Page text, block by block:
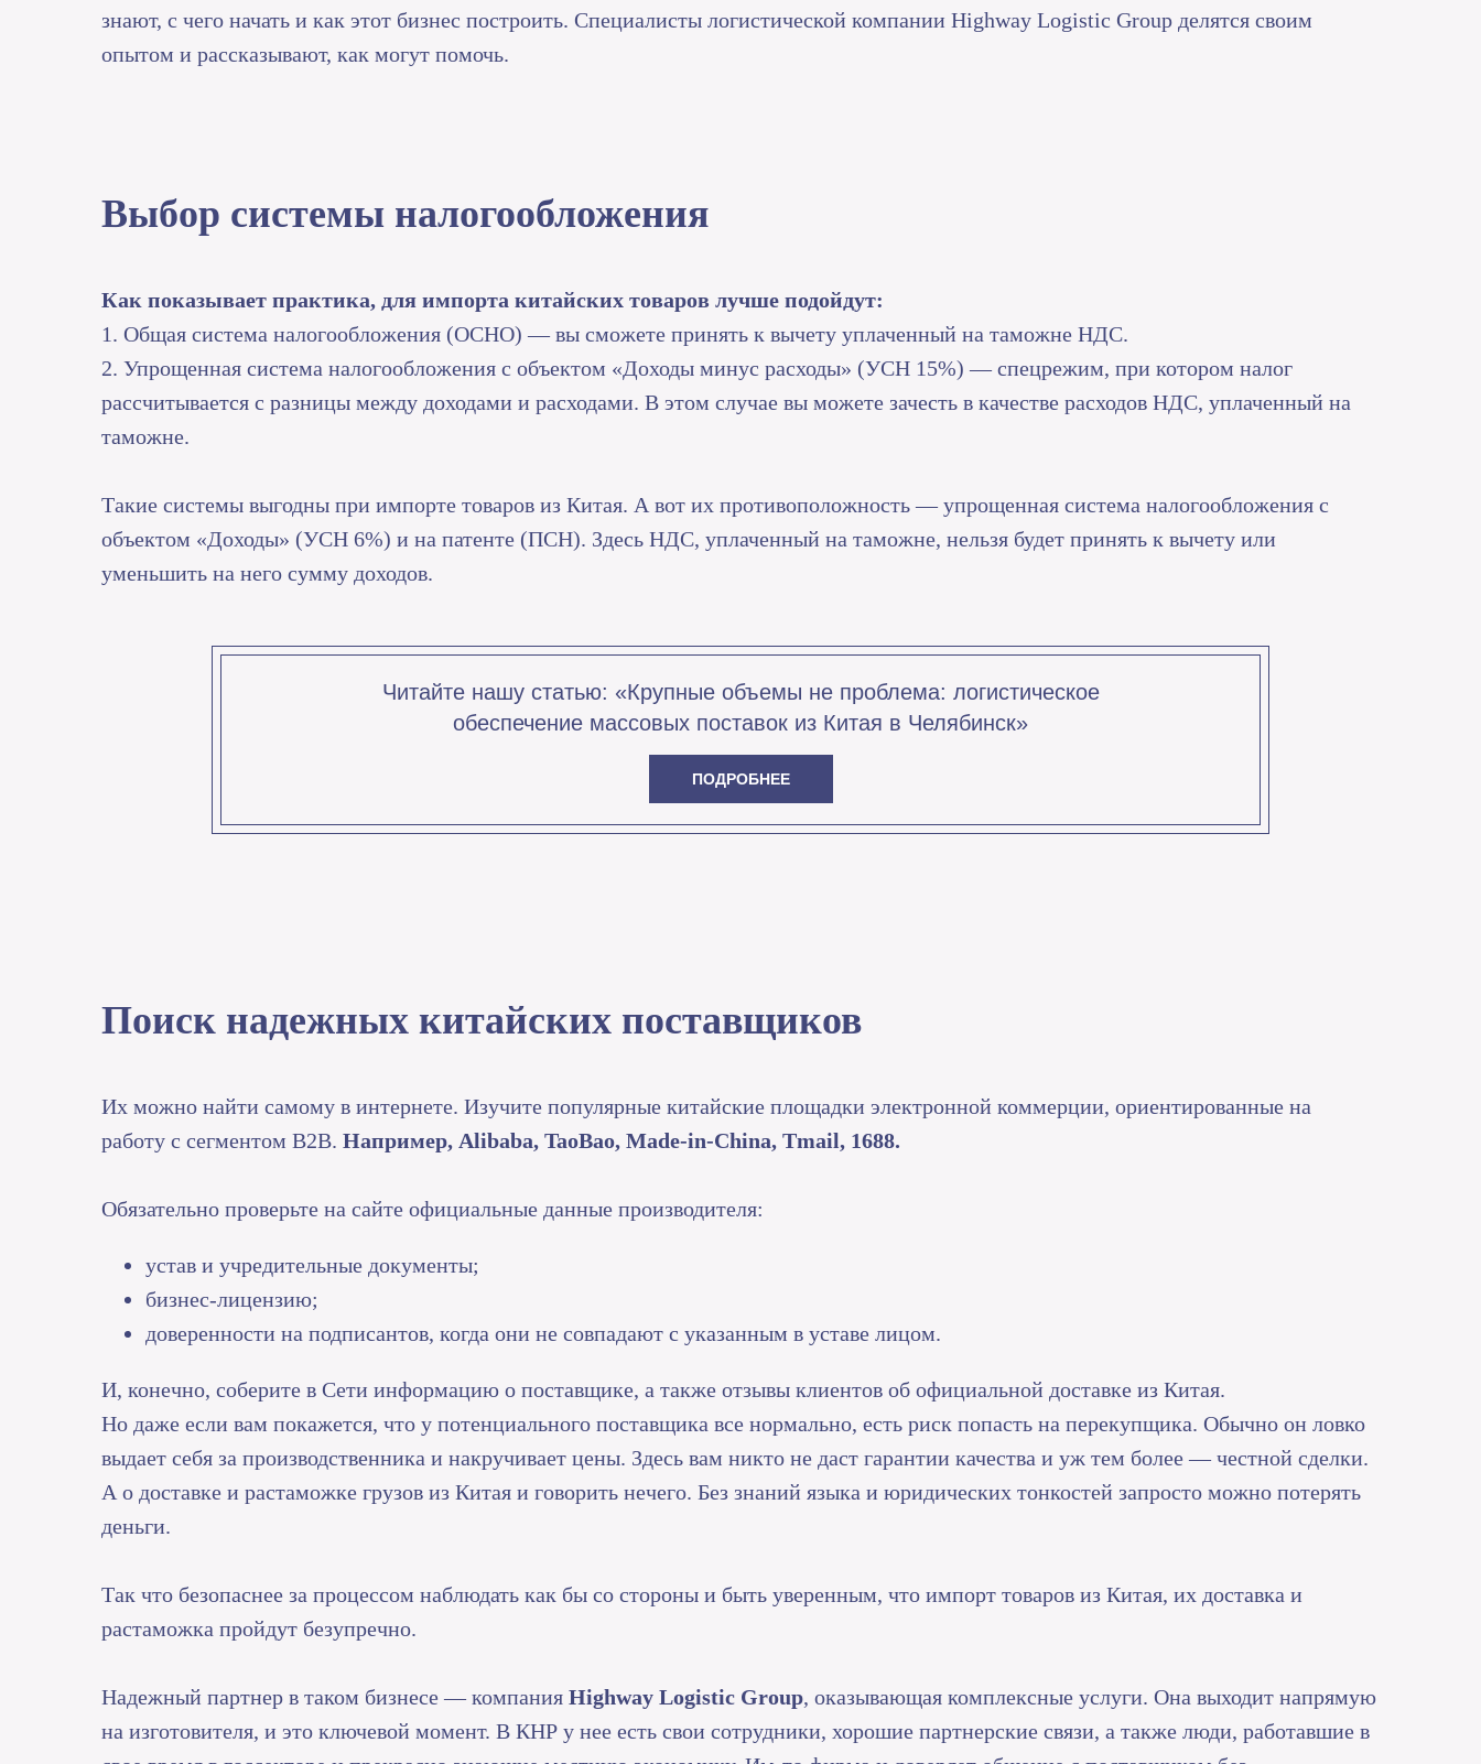
знают, с чего начать и как этот бизнес построить. Специалисты логистической компании Highway Logistic Group делятся своим
опытом и рассказывают, как могут помочь.
Выбор системы налогообложения
Как показывает практика, для импорта китайских товаров лучше подойдут:
1. Общая система налогообложения (ОСНО) — вы сможете принять к вычету уплаченный на таможне НДС.
2. Упрощенная система налогообложения с объектом «Доходы минус расходы» (УСН 15%) — спецрежим, при котором налог
рассчитывается с разницы между доходами и расходами. В этом случае вы можете зачесть в качестве расходов НДС, уплаченный на
таможне.
Такие системы выгодны при импорте товаров из Китая. А вот их противоположность — упрощенная система налогообложения с
объектом «Доходы» (УСН 6%) и на патенте (ПСН). Здесь НДС, уплаченный на таможне, нельзя будет принять к вычету или
уменьшить на него сумму доходов.
Читайте нашу статью: «Крупные объемы не проблема: логистическое
обеспечение массовых поставок из Китая в Челябинск»
ПОДРОБНЕЕ
Поиск надежных китайских поставщиков
Их можно найти самому в интернете. Изучите популярные китайские площадки электронной коммерции, ориентированные на
работу с сегментом B2B. Например, Alibaba, TaoBao, Made-in-China, Tmail, 1688.
Обязательно проверьте на сайте официальные данные производителя:
устав и учредительные документы;
бизнес-лицензию;
доверенности на подписантов, когда они не совпадают с указанным в уставе лицом.
И, конечно, соберите в Сети информацию о поставщике, а также отзывы клиентов об официальной доставке из Китая.
Но даже если вам покажется, что у потенциального поставщика все нормально, есть риск попасть на перекупщика. Обычно он ловко
выдает себя за производственника и накручивает цены. Здесь вам никто не даст гарантии качества и уж тем более — честной сделки.
А о доставке и растаможке грузов из Китая и говорить нечего. Без знаний языка и юридических тонкостей запросто можно потерять
деньги.
Так что безопаснее за процессом наблюдать как бы со стороны и быть уверенным, что импорт товаров из Китая, их доставка и
растаможка пройдут безупречно.
Надежный партнер в таком бизнесе — компания Highway Logistic Group, оказывающая комплексные услуги. Она выходит напрямую
на изготовителя, и это ключевой момент. В КНР у нее есть свои сотрудники, хорошие партнерские связи, а также люди, работавшие в